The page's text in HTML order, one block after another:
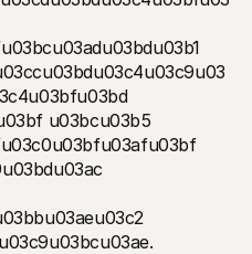
u03bcu03b5